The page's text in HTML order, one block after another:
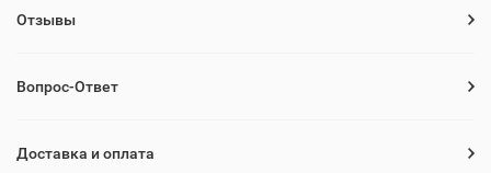
Отзывы
Вопрос-Ответ
Доставка и оплата